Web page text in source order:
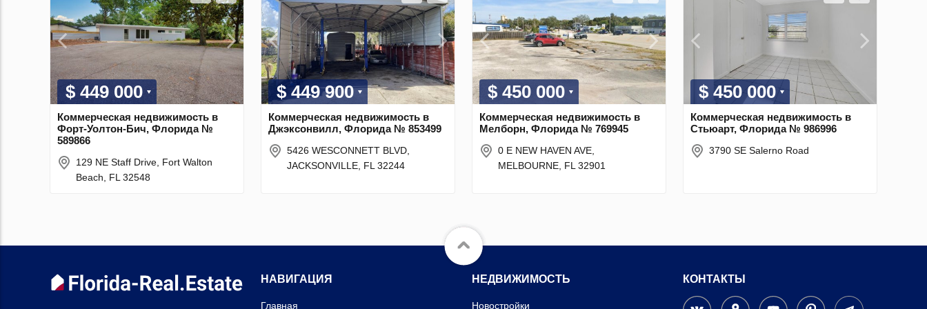
$ 449 000
Коммерческая недвижимость в
Форт-Уолтон-Бич, Флорида №
589866
129 NE Staff Drive, Fort Walton
Beach, FL 32548
$ 449 900
Коммерческая недвижимость в
Джэксонвилл, Флорида № 853499
5426 WESCONNETT BLVD,
JACKSONVILLE, FL 32244
$ 450 000
Коммерческая недвижимость в
Мелборн, Флорида № 769945
0 E NEW HAVEN AVE,
MELBOURNE, FL 32901
$ 450 000
Коммерческая недвижимость в
Стьюарт, Флорида № 986996
3790 SE Salerno Road
НАВИГАЦИЯ
Главная
НЕДВИЖИМОСТЬ
Новостройки
КОНТАКТЫ